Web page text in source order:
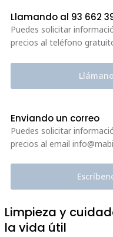
Llamando al 93 662
Puedes solicitar
precios al teléfono
Enviando un correo
Puedes solicitar
precios al email
Limpieza y
la vida útil